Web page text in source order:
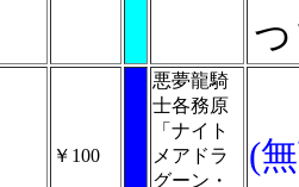
￥100
悪夢龍騎
士各務原
「ナイト
メアドラ
グーン・
(